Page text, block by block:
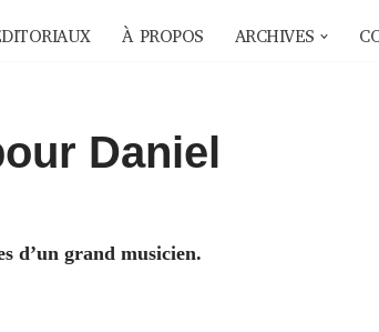
À PROPOS ARCHIVES
Daniel
d’un grand musicien.